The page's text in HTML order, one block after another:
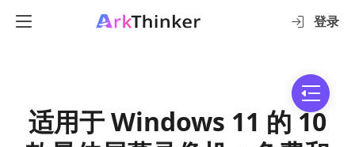
登录
适用于 Windows 11 的 10